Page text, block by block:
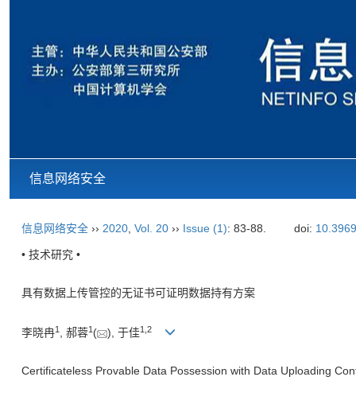
信息网络安全
信息网络安全 ›› 2020 Vol. 20 ›› Issue (1): 83-88. doi:
• 技术研究 •
具有数据上传管控的无证书可证明数据持有方案
李晓冉1 , 郝蓉1 ( ), 于佳1, 2
Certificateless Provable Data Possession with Data Uploading